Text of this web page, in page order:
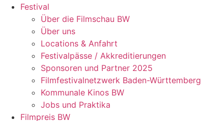
Festival
Über die Filmschau BW
Über uns
Locations & Anfahrt
Festivalpässe / Akkreditierungen
Sponsoren und Partner 2025
Filmfestivalnetzwerk ­Baden-Württemberg
Kommunale Kinos BW
Jobs und Praktika
Filmpreis BW